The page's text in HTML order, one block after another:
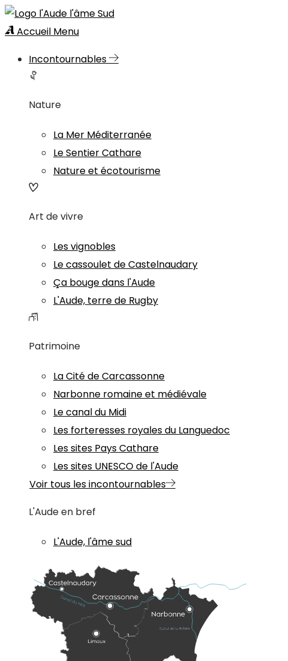
Accueil Menu
Incontournables
Nature
La Mer Méditerranée
Le Sentier Cathare
Nature et écotourisme
Art de vivre
Les vignobles
Le cassoulet de Castelnaudary
Ça bouge dans l'Aude
L'Aude, terre de Rugby
Patrimoine
La Cité de Carcassonne
Narbonne romaine et médiévale
Le canal du Midi
Les forteresses royales du Languedoc
Les sites Pays Cathare
Les sites UNESCO de l'Aude
Voir tous les incontournables
L'Aude en bref
L'Aude, l'âme sud